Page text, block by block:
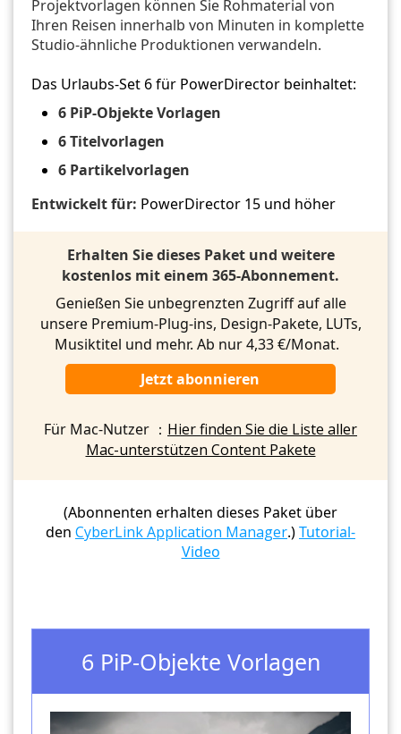
Projektvorlagen können Sie Rohmaterial von
Ihren Reisen innerhalb von Minuten in komplette
Studio-ähnliche Produktionen verwandeln.
Das Urlaubs-Set 6 für PowerDirector beinhaltet:
6 PiP-Objekte Vorlagen
6 Titelvorlagen
6 Partikelvorlagen
Entwickelt für: PowerDirector 15 und höher
Erhalten Sie dieses Paket und weitere
kostenlos mit einem 365-Abonnement.
Genießen Sie unbegrenzten Zugriff auf alle
unsere Premium-Plug-ins, Design-Pakete, LUTs,
Musiktitel und mehr. Ab nur 4,33 €/Monat.
Jetzt abonnieren
Für Mac-Nutzer ： Hier finden Sie die Liste aller
Mac-unterstützen Content Pakete
(Abonnenten erhalten dieses Paket über
den CyberLink Application Manager.)Tutorial-
Video
6 PiP-Objekte Vorlagen